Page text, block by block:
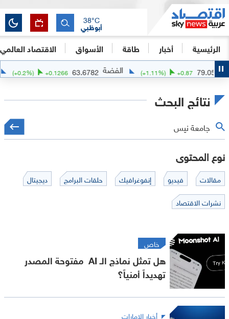
الرئيسية أخبار طاقة الأسواق الاقتصاد العالمي
أبوظبي
38°C
(+ 1.11%) الفضة 63.6782
+ 0.1266
(+0.2%) الذهب
نتائج البحث
نوع المحتوى
مقالات فيديو إنفوغرافيك حلقات البرامج
ديجيتال
نشرات الاقتصاد
خاص
هل تمثل نماذج الـ AI مفتوحة المصدر
تهديداً أمنياً؟
أخبار الإمارات